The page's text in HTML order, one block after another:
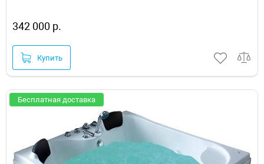
342 000 р.
Купить
Бесплатная доставка